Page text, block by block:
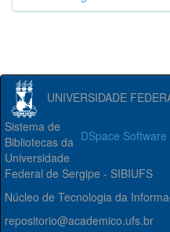
UNIVERSIDADE
DSpace Software
Sistema de
Bibliotecas da
Universidade
Federal de Sergipe - SIBIUFS
Núcleo de Tecnologia da
repositorio@academico.ufs.br